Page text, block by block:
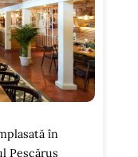
în
Pescăruș